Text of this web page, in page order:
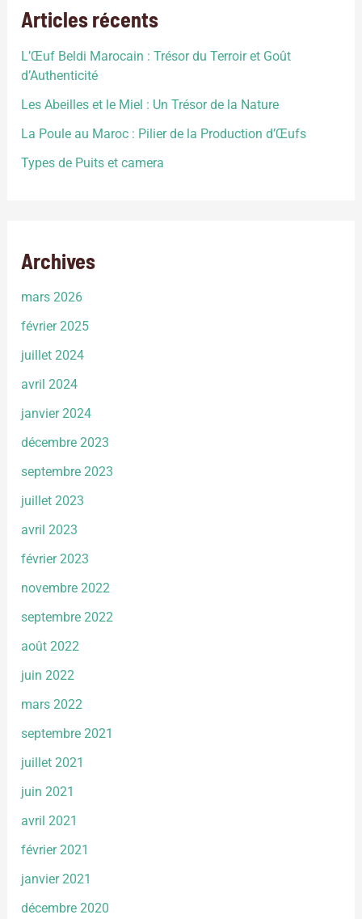
Articles récents
L’Œuf Beldi Marocain : Trésor du Terroir et Goût
d’Authenticité
Les Abeilles et le Miel : Un Trésor de la Nature
La Poule au Maroc : Pilier de la Production d’Œufs
Types de Puits et camera
Archives
mars 2026
février 2025
juillet 2024
avril 2024
janvier 2024
décembre 2023
septembre 2023
juillet 2023
avril 2023
février 2023
novembre 2022
septembre 2022
août 2022
juin 2022
mars 2022
septembre 2021
juillet 2021
juin 2021
avril 2021
février 2021
janvier 2021
décembre 2020